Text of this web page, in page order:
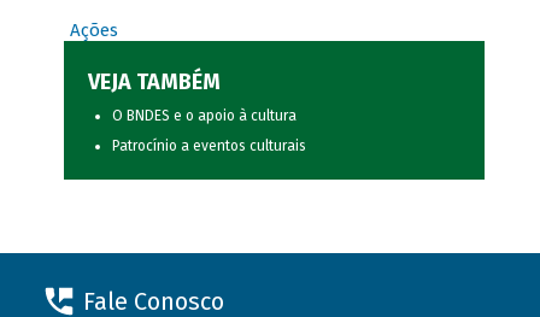
Ações
VEJA TAMBÉM
O BNDES e o apoio à cultura
Patrocínio a eventos culturais
Fale Conosco